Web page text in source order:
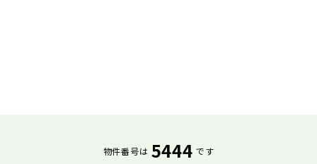
物件番号は 5444 です